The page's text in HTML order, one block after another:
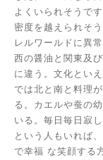
よくいられそうで
密度を越えられそ
レルワールドに異
西の醤油と関東及
に違う。文化とい
では北と南と料理
る。カエルや蚕の
いる。毎日毎日寂
という人もいれば
で幸福 な笑顔する